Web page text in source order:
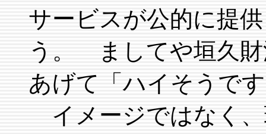
サービスが公的に提
う。 ましてや垣久
あげて「ハイそうで
イメージではなく